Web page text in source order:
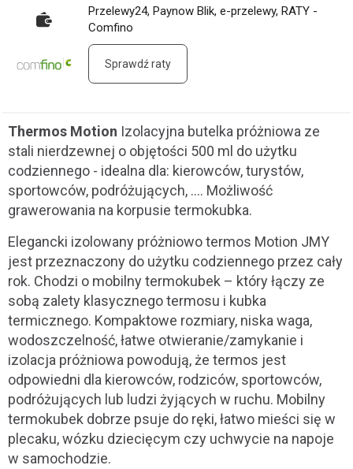
Przelewy24, Paynow Blik, e-przelewy, RATY -
Comfino
Sprawdź raty
Thermos Motion Izolacyjna butelka próżniowa ze
stali nierdzewnej o objętości 500 ml do użytku
codziennego - idealna dla: kierowców, turystów,
sportowców, podróżujących, …. Możliwość
grawerowania na korpusie termokubka.
Elegancki izolowany próżniowo termos Motion JMY
jest przeznaczony do użytku codziennego przez cały
rok. Chodzi o mobilny termokubek – który łączy ze
sobą zalety klasycznego termosu i kubka
termicznego. Kompaktowe rozmiary, niska waga,
wodoszczelność, łatwe otwieranie/zamykanie i
izolacja próżniowa powodują, że termos jest
odpowiedni dla kierowców, rodziców, sportowców,
podróżujących lub ludzi żyjących w ruchu. Mobilny
termokubek dobrze psuje do ręki, łatwo mieści się w
plecaku, wózku dziecięcym czy uchwycie na napoje
w samochodzie.